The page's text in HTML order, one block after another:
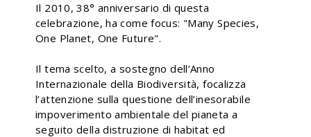
Il 2010, 38° anniversario di questa
celebrazione, ha come focus: "Many Species,
One Planet, One Future".
Il tema scelto, a sostegno dell’Anno
Internazionale della Biodiversità, focalizza
l’attenzione sulla questione dell’inesorabile
impoverimento ambientale del pianeta a
seguito della distruzione di habitat ed